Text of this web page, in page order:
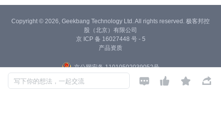
写下你的想法，一起交流    
Copyright © 2026, Geekbang Technology Ltd. All rights reserved. 极客邦控
股（北京）有限公司
京 ICP 备 16027448 号 - 5
产品资质
京公网安备 11010502039052号